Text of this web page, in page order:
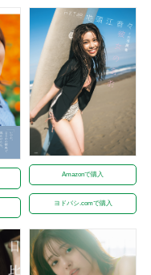
Amazonで購入
ヨドバシ.comで購入